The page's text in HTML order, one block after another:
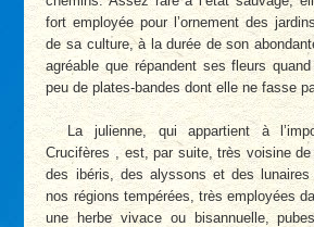
fort employée pour l’ornement des
de sa culture, à la durée de son
agréable que répandent ses fleurs
peu de plates-bandes dont elle ne fasse
La julienne, qui appartient à
Crucifères , est, par suite, très voisine
des ibéris, des alyssons et des
nos régions tempérées, très employées
une herbe vivace ou bisannuelle,